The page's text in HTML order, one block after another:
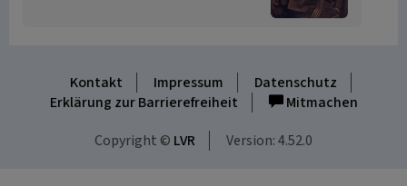
Kontakt Impressum
Datenschutz
Erklärung zur Barrierefreiheit
Mitmachen
Copyright © LVR Version: 4.52.0